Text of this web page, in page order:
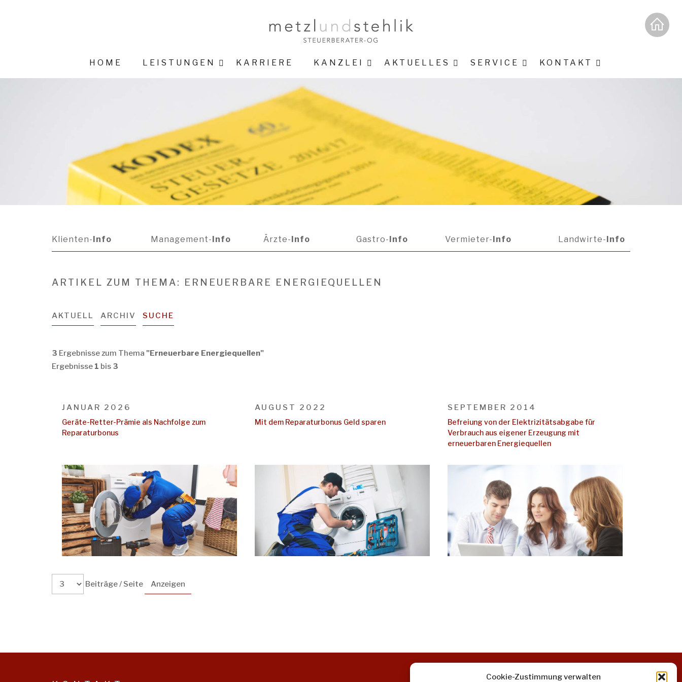
Cookie-Zustimmung verwalten
HOME LEISTUNGEN KARRIERE KANZLEI AKTUELLES SERVICE KONTAKT
Klienten-Info Management-Info Ärzte-Info Gastro-Info Vermieter-Info Landwirte-Info
ARTIKEL ZUM THEMA: ERNEUERBARE ENERGIEQUELLEN
AKTUELL ARCHIV SUCHE
3 Ergebnisse zum Thema "Erneuerbare Energiequellen"
Ergebnisse 1 bis 3
JANUAR 2026
Geräte-Retter-Prämie als Nachfolge zum
Reparaturbonus
AUGUST 2022
Mit dem Reparaturbonus Geld sparen
SEPTEMBER 2014
Befreiung von der Elektrizitätsabgabe für
Verbrauch aus eigener Erzeugung mit
erneuerbaren Energiequellen
Beiträge / Seite